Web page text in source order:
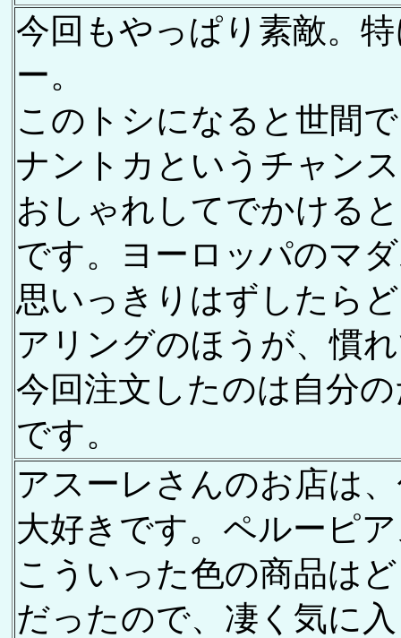
今回もやっぱり素敵。
ー。
このトシになると世間
ナントカというチャン
おしゃれしてでかける
です。ヨーロッパのマ
思いっきりはずしたら
アリングのほうが、慣
今回注文したのは自分
です。
アスーレさんのお店は
大好きです。ペルーピ
こういった色の商品は
だったので、凄く気に